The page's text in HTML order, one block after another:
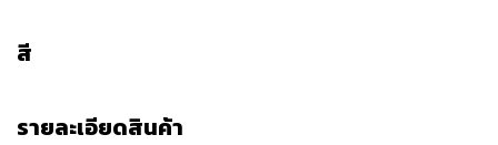
สี
รายละเอียดสินค้า